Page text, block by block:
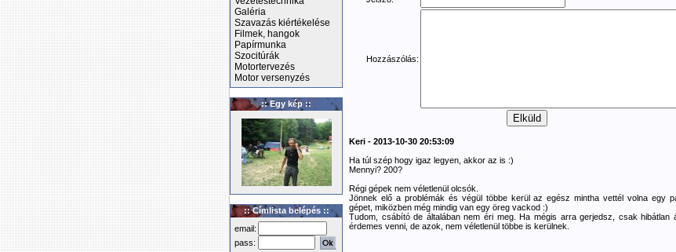
Galéria
Szavazás kiértékelése
Filmek, hangok
Papírmunka
Szocitúrák
Motortervezés
Motor versenyzés
:: Egy kép ::
:: Címlista belépés ::
email:
pass:
Hozzászólás:
Keri - 2013-10-30 20:53:09
Ha túl szép hogy igaz legyen, akkor az is :)
Mennyi? 200?
Régi gépek nem véletlenül olcsók.
Jönnek elő a problémák és végül többe kerül az egész mintha vettél volna egy
gépet, miközben még mindig van egy öreg vackod :)
Tudom, csábító de általában nem éri meg. Ha mégis arra gerjedsz, csak hibátlan
érdemes venni, de azok, nem véletlenül többe is kerülnek.